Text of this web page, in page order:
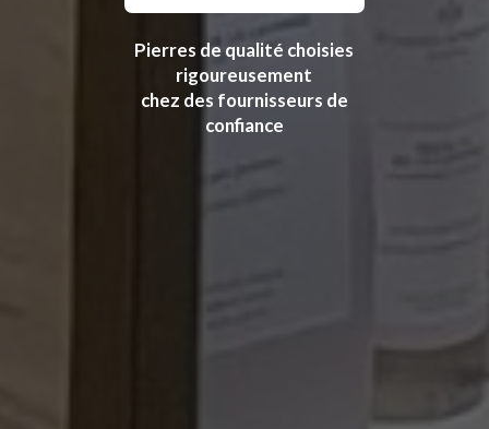
Pierres de qualité choisies
rigoureusement
chez des fournisseurs de
confiance